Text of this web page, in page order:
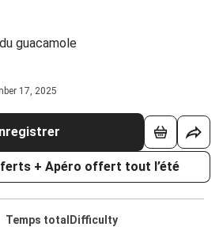
guacamole
17, 2025
+ Apéro offert tout l’été
Temps total Difficulty